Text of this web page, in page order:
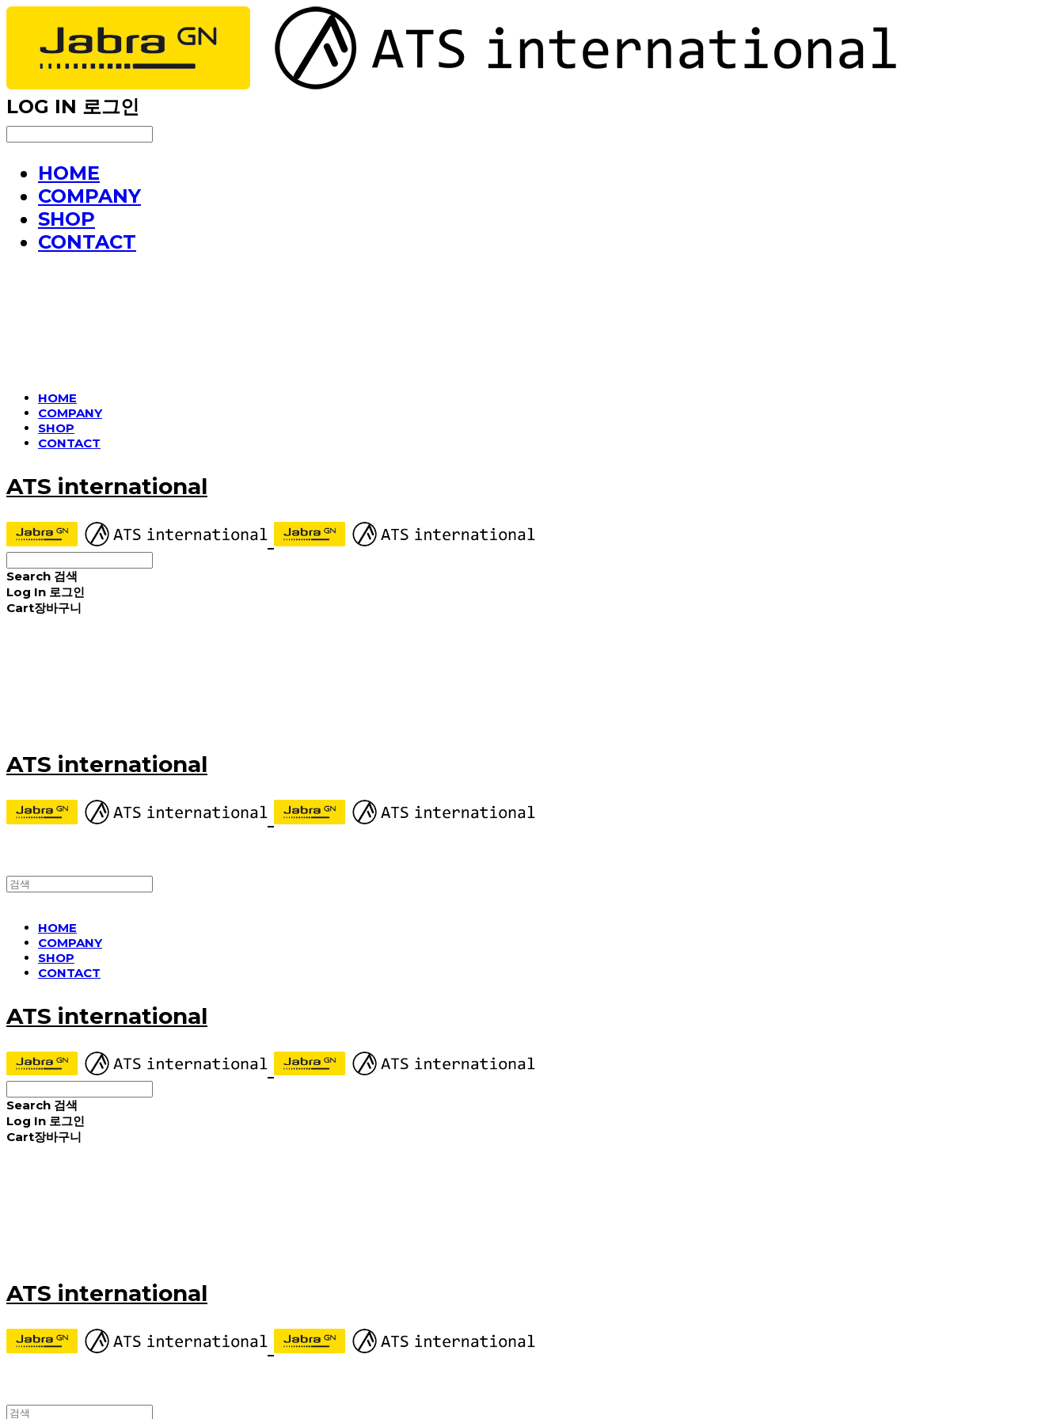
LOG IN 로그인
HOME
COMPANY
SHOP
CONTACT
HOME
COMPANY
SHOP
CONTACT
ATS international
Search 검색
Log In 로그인
Cart장바구니
ATS international
HOME
COMPANY
SHOP
CONTACT
ATS international
Search 검색
Log In 로그인
Cart장바구니
ATS international